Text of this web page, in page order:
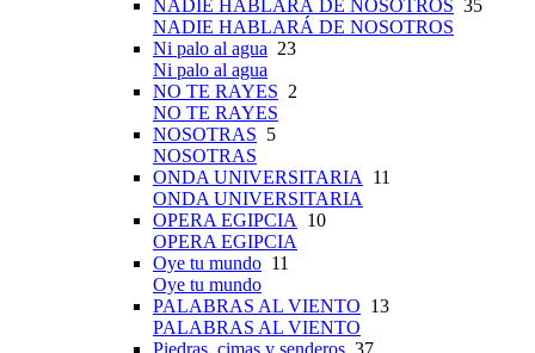
NADIE HABLARÁ DE NOSOTROS 35
NADIE HABLARÁ DE NOSOTROS
Ni palo al agua 23
Ni palo al agua
NO TE RAYES 2
NO TE RAYES
NOSOTRAS 5
NOSOTRAS
ONDA UNIVERSITARIA
11
ONDA UNIVERSITARIA
OPERA EGIPCIA
10
OPERA EGIPCIA
Oye tu mundo 11
Oye tu mundo
PALABRAS AL VIENTO 13
PALABRAS AL VIENTO